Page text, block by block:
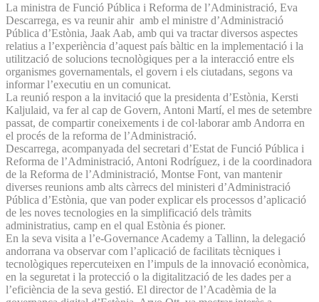
La ministra de Funció Pública i Reforma de l’Administració, Eva
Descarrega, es va reunir ahir amb el ministre d’Administració
Pública d’Estònia, Jaak Aab, amb qui va tractar diversos aspectes
relatius a l’experiència d’aquest país bàltic en la implementació i la
utilització de solucions tecnològiques per a la interacció entre els
organismes governamentals, el govern i els ciutadans, segons va
informar l’executiu en un comunicat.
La reunió respon a la invitació que la presidenta d’Estònia, Kersti
Kaljulaid, va fer al cap de Govern, Antoni Martí, el mes de setembre
passat, de compartir coneixements i de col·laborar amb Andorra en
el procés de la reforma de l’Administració.
Descarrega, acompanyada del secretari d’Estat de Funció Pública i
Reforma de l’Administració, Antoni Rodríguez, i de la coordinadora
de la Reforma de l’Administració, Montse Font, van mantenir
diverses reunions amb alts càrrecs del ministeri d’Administració
Pública d’Estònia, que van poder explicar els processos d’aplicació
de les noves tecnologies en la simplificació dels tràmits
administratius, camp en el qual Estònia és pioner.
En la seva visita a l’e-Governance Academy a Tallinn, la delegació
andorrana va observar com l’aplicació de facilitats tècniques i
tecnològiques repercuteixen en l’impuls de la innovació econòmica,
en la seguretat i la protecció o la digitalització de les dades per a
l’eficiència de la seva gestió. El director de l’Acadèmia de la